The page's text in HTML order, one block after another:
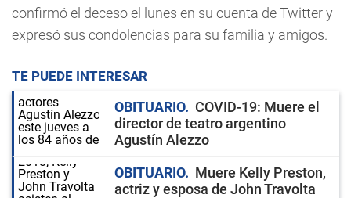
confirmó el deceso el lunes en su cuenta de Twitter y
expresó sus condolencias para su familia y amigos.
TE PUEDE INTERESAR
OBITUARIO
COVID-19: Muere el
director de teatro argentino
Agustín Alezzo
OBITUARIO
Muere Kelly Preston,
actriz y esposa de John Travolta